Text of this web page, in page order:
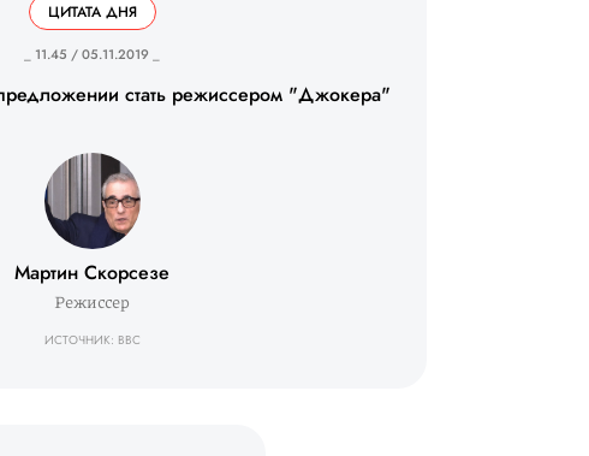
ЦИТАТА ДНЯ
_ 11.45 / 05.11.2019 _
стать режиссером "Джокера"
Мартин Скорсезе
Режиссер
ИСТОЧНИК: BBC